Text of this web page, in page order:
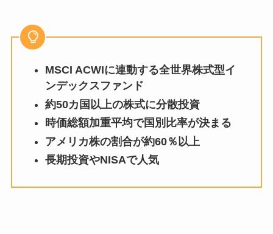
MSCI ACWIに連動する全世界株式型イ
ンデックスファンド
約50カ国以上の株式に分散投資
時価総額加重平均で国別比率が決まる
アメリカ株の割合が約60％以上
長期投資やNISAで人気